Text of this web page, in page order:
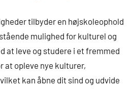
tilbyder en højskoleophold
mulighed for kulturel og
at leve og studere i et fremmed
at opleve nye kulturer,
kan åbne dit sind og udvide